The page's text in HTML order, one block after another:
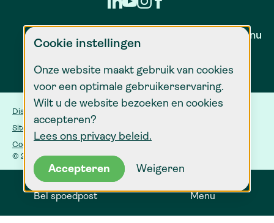
Cookie instellingen
Onze website maakt gebruik van cookies
voor een optimale gebruikerservaring.
Wilt u de website bezoeken en cookies
accepteren?
Lees ons privacy beleid.
Accepteren Weigeren
Zorg voor nu
Disclaimer
Sitemap
Cookie instellingen
© 2026 Dokter Drenthe
Bel spoedpost Menu